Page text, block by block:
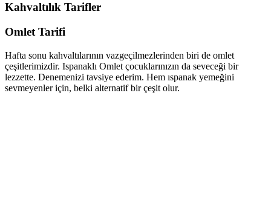
Kahvaltılık Tarifler
Omlet Tarifi
Hafta sonu kahvaltılarının vazgeçilmezlerinden biri de omlet
çeşitlerimizdir. Ispanaklı Omlet çocuklarınızın da seveceği bir
lezzette. Denemenizi tavsiye ederim. Hem ıspanak yemeğini
sevmeyenler için, belki alternatif bir çeşit olur.